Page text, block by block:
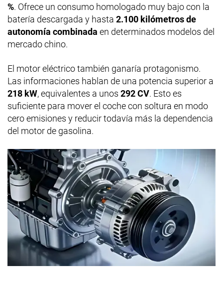
%. Ofrece un consumo homologado muy bajo con la
batería descargada y hasta 2.100 kilómetros de
autonomía combinada en determinados modelos del
mercado chino.
El motor eléctrico también ganaría protagonismo.
Las informaciones hablan de una potencia superior a
218 kW, equivalentes a unos 292 CV. Esto es
suficiente para mover el coche con soltura en modo
cero emisiones y reducir todavía más la dependencia
del motor de gasolina.